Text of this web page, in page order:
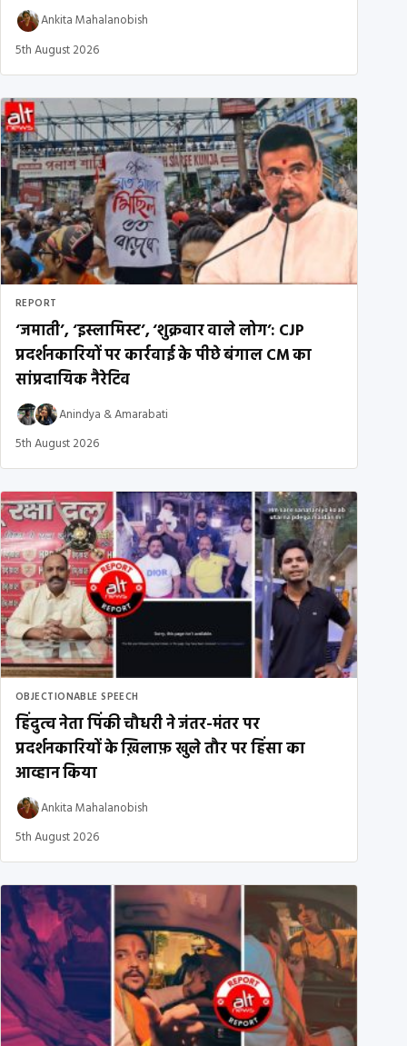
Ankita Mahalanobish
5th August 2026
REPORT
‘जमाती’, ‘इस्लामिस्ट’, ‘शुक्रवार वाले लोग’: CJP
प्रदर्शनकारियों पर कार्रवाई के पीछे बंगाल CM का
सांप्रदायिक नैरेटिव
Anindya &Amarabati
5th August 2026
OBJECTIONABLE SPEECH
हिंदुत्व नेता पिंकी चौधरी ने जंतर-मंतर पर
प्रदर्शनकारियों के ख़िलाफ़ खुले तौर पर हिंसा का
आव्हान किया
Ankita Mahalanobish
5th August 2026